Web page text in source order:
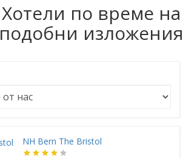
Хотели по време на
подобни изложения
NH Bern The Bristol